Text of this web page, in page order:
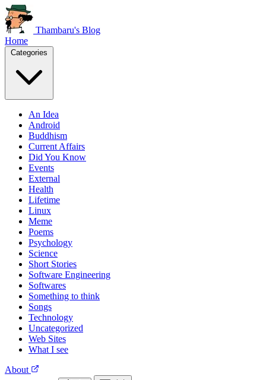
Thambaru's Blog
Home
An Idea
Android
Buddhism
Current Affairs
Did You Know
Events
External
Health
Lifetime
Linux
Meme
Poems
Psychology
Science
Short Stories
Software Engineering
Softwares
Something to think
Songs
Technology
Uncategorized
Web Sites
What I see
About